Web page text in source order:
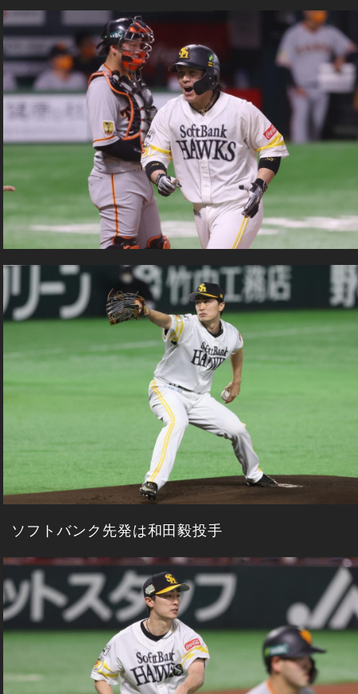
ソフトバンク先発は和田毅投手